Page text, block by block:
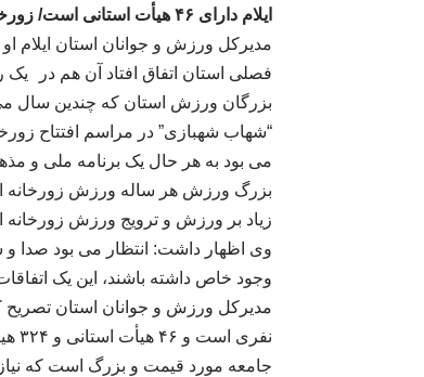
ایلام دارای ۴۶ هیأت استانی است/ زورخانه پوریای ولی در ایلام افتتاح شد
مدیرکل ورزش و جوانان استان ایلام
فصلی استان اتفاق افتاد آن هم در
یک
بزرگان ورزش استان که چندین سال
“شهاب شهبازی” در مراسم افتتاح
می بود به هر حال یک برنامه ملی و
بزرگ ورزش هر ساله ورزش زورخانه ای
زیاد بر ورزش و ترویج ورزش زورخانه
وی اظهار داشت: انتظار می بود صدا
وجود خاص داشته باشند، این یک
نفری است و ۴۶ هیأت استانی و ۳۲۴ هیأت شهرستانی است و متعلق به امثال بنده نیست
جامعه مورد قیمت و بزرگ است که